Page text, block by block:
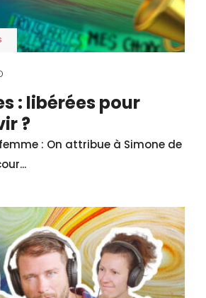
: libérées pour
?
: On attribue à Simone de